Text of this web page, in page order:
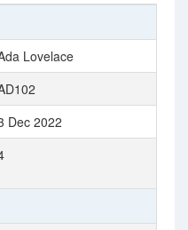
Lovelace
Dec 2022